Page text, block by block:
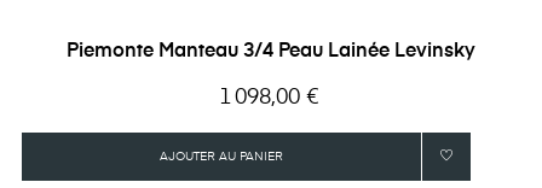
Piemonte Manteau 3/4 Peau Lainée Levinsky
Prix
1 098,00 €
AJOUTER AU PANIER